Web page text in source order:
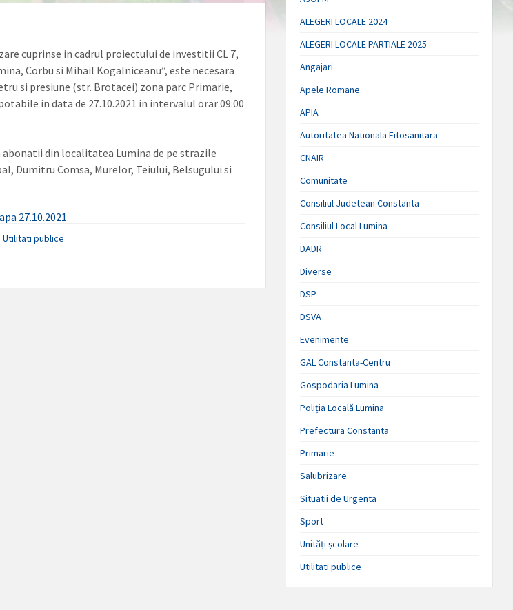
cuprinse in cadrul proiectului de investitii CL 7,
Corbu si Mihail Kogalniceanu”, este necesara
si presiune (str. Brotacei) zona parc Primarie,
in data de 27.10.2021 in intervalul orar 09:00
abonatii din localitatea Lumina de pe strazile
Dumitru Comsa, Murelor, Teiului, Belsugului si
27.10.2021
Utilitati publice
ALEGERI LOCALE 2024
ALEGERI LOCALE PARTIALE 2025
Angajari
Apele Romane
APIA
Autoritatea Nationala Fitosanitara
CNAIR
Comunitate
Consiliul Judetean Constanta
Consiliul Local Lumina
DADR
Diverse
DSP
DSVA
Evenimente
GAL Constanta-Centru
Gospodaria Lumina
Poliția Locală Lumina
Prefectura Constanta
Primarie
Salubrizare
Situatii de Urgenta
Sport
Unități școlare
Utilitati publice